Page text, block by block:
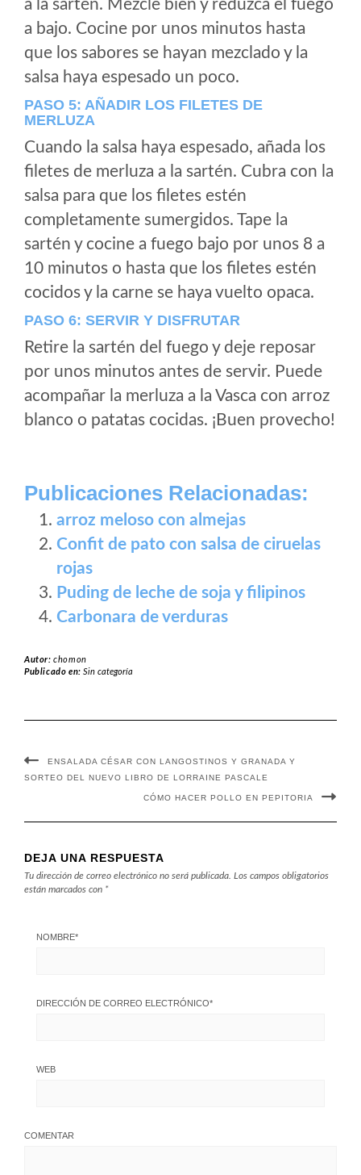
a la sartén. Mezcle bien y reduzca el fuego
a bajo. Cocine por unos minutos hasta
que los sabores se hayan mezclado y la
salsa haya espesado un poco.
PASO 5: AÑADIR LOS FILETES DE
MERLUZA
Cuando la salsa haya espesado, añada los
filetes de merluza a la sartén. Cubra con la
salsa para que los filetes estén
completamente sumergidos. Tape la
sartén y cocine a fuego bajo por unos 8 a
10 minutos o hasta que los filetes estén
cocidos y la carne se haya vuelto opaca.
PASO 6: SERVIR Y DISFRUTAR
Retire la sartén del fuego y deje reposar
por unos minutos antes de servir. Puede
acompañar la merluza a la Vasca con arroz
blanco o patatas cocidas. ¡Buen provecho!
Publicaciones Relacionadas:
arroz meloso con almejas
Confit de pato con salsa de ciruelas
rojas
Puding de leche de soja y filipinos
Carbonara de verduras
Autor:chomon
Publicado en:Sin categoría
ENSALADA CÉSAR CON LANGOSTINOS Y GRANADA Y
SORTEO DEL NUEVO LIBRO DE LORRAINE PASCALE
CÓMO HACER POLLO EN PEPITORIA
DEJA UNA RESPUESTA
Tu dirección de correo electrónico no será publicada. Los campos obligatorios
están marcados con *
NOMBRE*
DIRECCIÓN DE CORREO ELECTRÓNICO*
WEB
COMENTAR